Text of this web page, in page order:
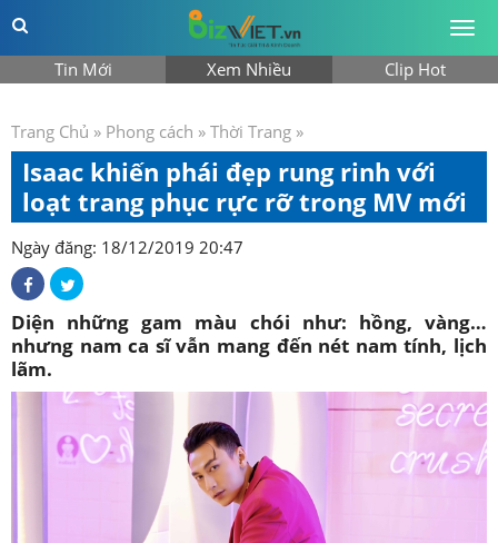
Tin Mới Xem Nhiều Clip Hot
Trang Chủ » Phong cách » Thời Trang »
Isaac khiến phái đẹp rung rinh với
loạt trang phục rực rỡ trong MV mới
Ngày đăng: 18/12/2019 20:47
Diện những gam màu chói như: hồng, vàng…
nhưng nam ca sĩ vẫn mang đến nét nam tính, lịch
lãm.